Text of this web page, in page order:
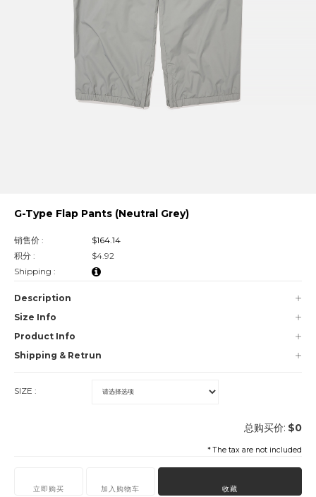
G-Type Flap Pants (Neutral Grey)
销售价 :
$164.14
积分 :
$4.92
Shipping :
Description
Size Info
Product Info
Shipping & Retrun
SIZE :
总购买价: $0
* The tax are not included
立即购买 加入购物车 收藏